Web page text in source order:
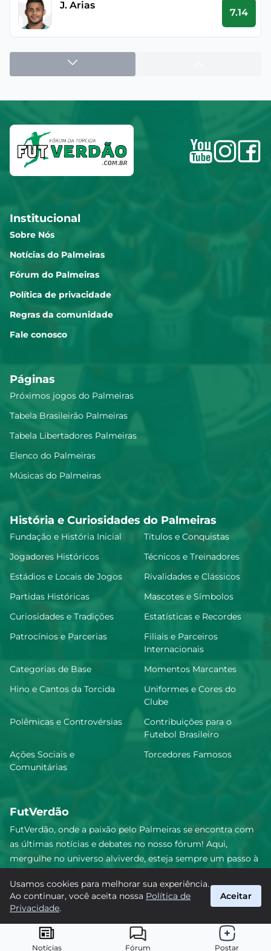
Notícias Fórum Postar
J. Arias
7.14
Bruno Fuchs
Marlon Freitas
Piquerez
Carlos Miguel dos Santos
Pereira
Maurício
Allan
6.85
Khellven Douglas Silva Oliveira
6.79
6.79
6.76
Marcelo Lomba
6.7
6.64
Erick Machado
6.63
Institucional
Sobre Nós
Notícias do Palmeiras
Fórum do Palmeiras
Política de privacidade
Regras da comunidade
Fale conosco
Páginas
Próximos jogos do Palmeiras
Tabela Brasileirão Palmeiras
Tabela Libertadores Palmeiras
Elenco do Palmeiras
Músicas do Palmeiras
História e Curiosidades do Palmeiras
Fundação e História Inicial
Títulos e Conquistas
Jogadores Históricos
Técnicos e Treinadores
Estádios e Locais de Jogos
Rivalidades e Clássicos
Partidas Históricas
Mascotes e Símbolos
Curiosidades e Tradições
Estatísticas e Recordes
Patrocínios e Parcerias
Filiais e Parceiros
Internacionais
Categorias de Base
Momentos Marcantes
Hino e Cantos da Torcida
Uniformes e Cores do
Clube
Polêmicas e Controvérsias
Contribuições para o
Futebol Brasileiro
Ações Sociais e
Comunitárias
Torcedores Famosos
FutVerdão
FutVerdão, onde a paixão pelo Palmeiras se encontra com
as últimas notícias e debates no nosso fórum! Aqui,
mergulhe no universo alviverde, esteja sempre um passo à
comunidade. Junte-se a nós nesta jornada emocionante!
#Palmeiras #FutVerdão
© 2026 FutVerdão. Todos os direitos reservados.
Usamos cookies para melhorar sua experiência.
Ao continuar, você aceita nossa Política de
Privacidade.
Aceitar